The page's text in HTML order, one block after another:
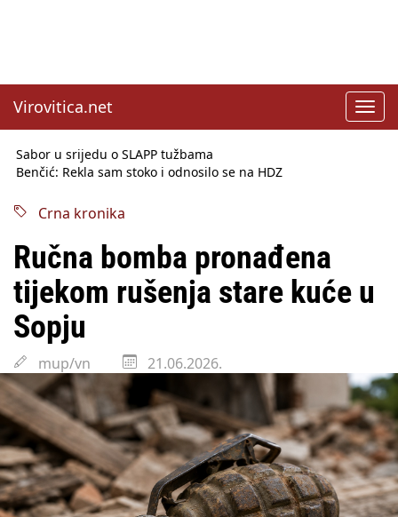
Virovitica.net
Sabor u srijedu o SLAPP tužbama
Benčić: Rekla sam stoko i odnosilo se na HDZ
godine
najavio za jesen
Državni tajnik Rukavina: Hrvatska ima 3,6 milijuna birača
HŽ Infrastruktura: Nesreće na željezničkim prijelazima
prepolovljene
Državni inspektorat opozvao Barebells pločicu - soft protein
bar Coco Choco
Crna kronika
Ručna bomba pronađena
tijekom rušenja stare kuće u
Sopju
mup/vn 21.06.2026.